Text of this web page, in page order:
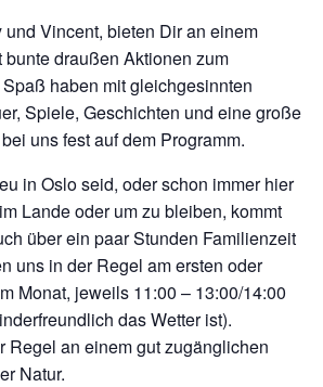
und Vincent, bieten Dir an einem
bunte draußen Aktionen zum
haben mit gleichgesinnten
Spiele, Geschichten und eine große
uns fest auf dem Programm.
in Oslo seid, oder schon immer hier
Lande oder um zu bleiben, kommt
über ein paar Stunden Familienzeit
uns in der Regel am ersten oder
Monat, jeweils 11:00 – 13:00/14:00
das Wetter ist).
Regel an einem gut zugänglichen
Natur.